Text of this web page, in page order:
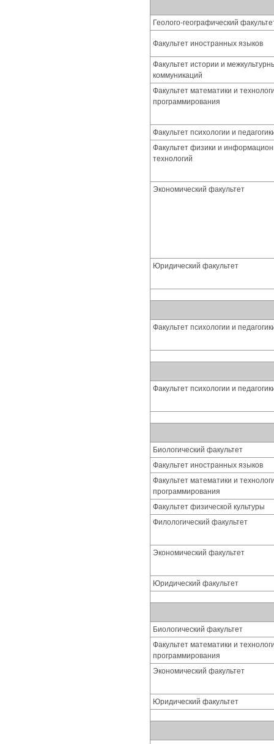
Геолого-географический
Факультет иностранных языков
Факультет истории и
коммуникаций
Факультет математики и
программирования
Факультет психологии и
Факультет физики и
технологий
Экономический факультет
Юридический факультет
Факультет психологии и
Факультет психологии и
Биологический факультет
Факультет иностранных языков
Факультет математики и
программирования
Факультет физической культуры
Филологический факультет
Экономический факультет
Юридический факультет
Биологический факультет
Факультет математики и
программирования
Экономический факультет
Юридический факультет